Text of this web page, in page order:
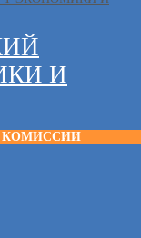
И
КОМИССИИ